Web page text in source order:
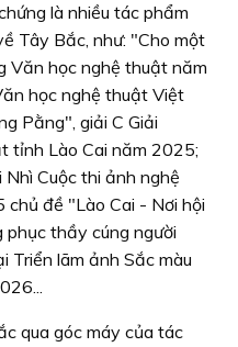
là nhiều tác phẩm
Tây Bắc, như: "Cho một
Văn học nghệ thuật năm
học nghệ thuật Việt
Pằng", giải C Giải
tỉnh Lào Cai năm 2025;
Cuộc thi ảnh nghệ
đề "Lào Cai - Nơi hội
thầy cúng người
Triển lãm ảnh Sắc màu
qua góc máy của tác